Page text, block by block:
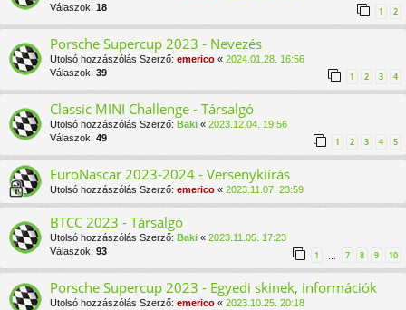
Válaszok: 18 1 2
Porsche Supercup 2023 - Nevezés
Utolsó hozzászólás Szerző: emerico « 2024.01.28. 16:56
Válaszok: 39 1 2 3 4
Classic MINI Challenge - Társalgó
Utolsó hozzászólás Szerző: Baki « 2023.12.04. 19:56
Válaszok: 49 1 2 3 4 5
EuroNascar 2023-2024 - Versenykiírás
Utolsó hozzászólás Szerző: emerico « 2023.11.07. 23:59
BTCC 2023 - Társalgó
Utolsó hozzászólás Szerző: Baki « 2023.11.05. 17:23
Válaszok: 93 1 … 7 8 9 10
Porsche Supercup 2023 - Egyedi skinek, információk
Utolsó hozzászólás Szerző: emerico « 2023.10.25. 20:18